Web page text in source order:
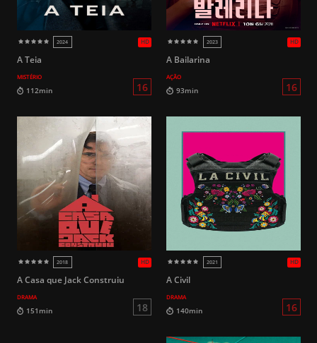
HD
2018
14
A Teia
MISTÉRIO
A Bailarina
AÇÃO
A Casa que Jack Construiu
DRAMA
A Civil
DRAMA